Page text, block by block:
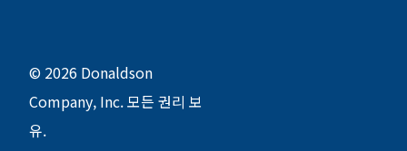
© 2026 Donaldson
Company, Inc. 모든 권리 보
유.